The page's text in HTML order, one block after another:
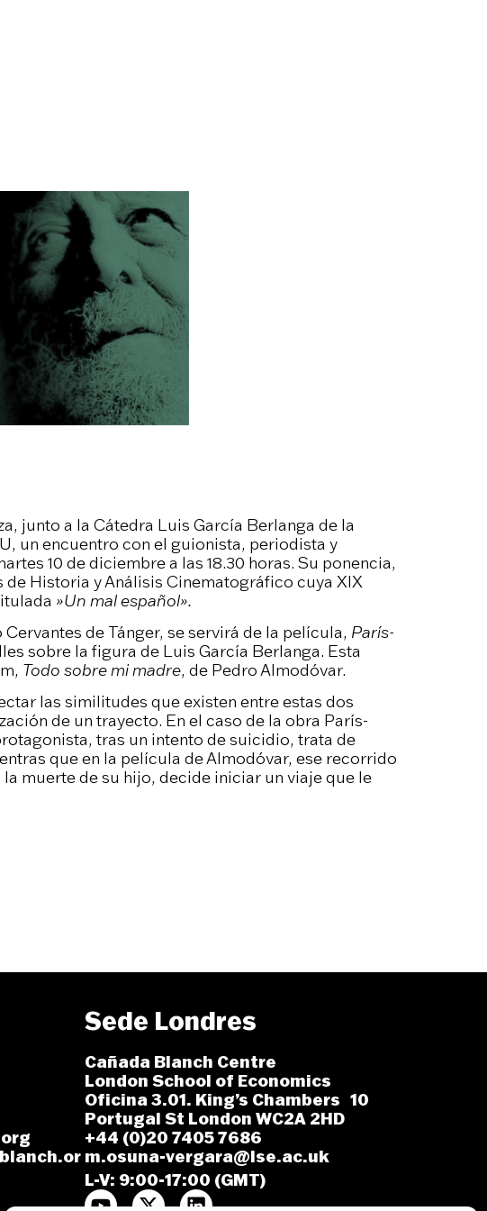
junto a la Cátedra Luis García Berlanga de la
un encuentro con el guionista, periodista y
10 de diciembre a las 18.30 horas. Su ponencia,
de Historia y Análisis Cinematográfico cuya XIX
»Un mal español».
de Tánger, se servirá de la película, París-
sobre la figura de Luis García Berlanga. Esta
Todo sobre mi madre, de Pedro Almodóvar.
las similitudes que existen entre estas dos
de un trayecto. En el caso de la obra París-
tras un intento de suicidio, trata de
que en la película de Almodóvar, ese recorrido
muerte de su hijo, decide iniciar un viaje que le
Sede Londres
Cañada Blanch Centre
London School of Economics
Oficina 3.01. King’s Chambers 10
Portugal St London WC2A 2HD
+44 (0)20 7405 7686
m.osuna-vergara@lse.ac.uk
L-V: 9:00-17:00 (GMT)